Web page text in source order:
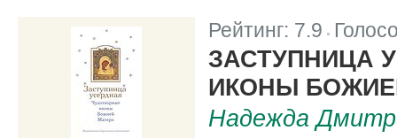
Рейтинг: 7.9
ЗАСТУПНИЦА
ИКОНЫ
Надежда